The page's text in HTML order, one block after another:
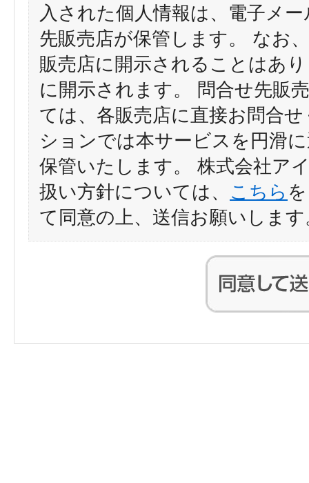
入された個人情報は、電子メ
先販売店が保管します。 なお
販売店に開示されることはあ
に開示されます。 問合せ先販
ては、各販売店に直接お問合
ションでは本サービスを円滑
保管いたします。 株式会社ア
扱い方針については、 こちら
て同意の上、送信お願いします